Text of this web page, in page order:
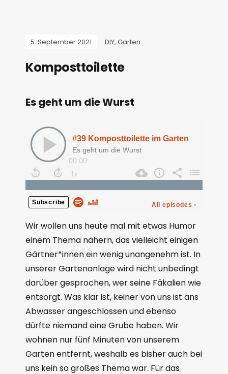
5. September 2021 DIY, Garten
Komposttoilette
Es geht um die Wurst
Wir wollen uns heute mal mit etwas Humor
einem Thema nähern, das vielleicht einigen
Gärtner*innen ein wenig unangenehm ist. In
unserer Gartenanlage wird nicht unbedingt
darüber gesprochen, wer seine Fäkalien wie
entsorgt. Was klar ist, keiner von uns ist ans
Abwasser angeschlossen und ebenso
dürfte niemand eine Grube haben. Wir
wohnen nur fünf Minuten von unserem
Garten entfernt, weshalb es bisher auch bei
uns kein so großes Thema war. Für das